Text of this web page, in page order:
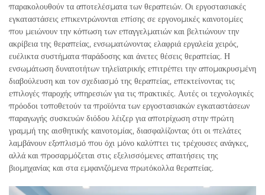
παρακολουθούν τα αποτελέσματα των θεραπειών. Οι εργοστασιακές
εγκαταστάσεις επικεντρώνονται επίσης σε εργονομικές καινοτομίες
που μειώνουν την κόπωση των επαγγελματιών και βελτιώνουν την
ακρίβεια της θεραπείας, ενσωματώνοντας ελαφριά εργαλεία χειρός,
ευέλικτα συστήματα παράδοσης και άνετες θέσεις θεραπείας. Η
ενσωμάτωση δυνατοτήτων τηλεϊατρικής επιτρέπει την απομακρυσμένη
διαβούλευση και τον σχεδιασμό της θεραπείας, επεκτείνοντας τις
επιλογές παροχής υπηρεσιών για τις πρακτικές. Αυτές οι τεχνολογικές
πρόοδοι τοποθετούν τα προϊόντα των εργοστασιακών εγκαταστάσεων
παραγωγής συσκευών διόδου λέιζερ για αποτρίχωση στην πρώτη
γραμμή της αισθητικής καινοτομίας, διασφαλίζοντας ότι οι πελάτες
λαμβάνουν εξοπλισμό που όχι μόνο καλύπτει τις τρέχουσες ανάγκες,
αλλά και προσαρμόζεται στις εξελισσόμενες απαιτήσεις της
βιομηχανίας και στα εμφανιζόμενα πρωτόκολλα θεραπείας.